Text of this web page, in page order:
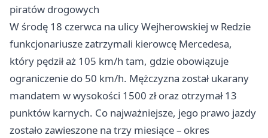
piratów drogowych
W środę 18 czerwca na ulicy Wejherowskiej w Redzie
funkcjonariusze zatrzymali kierowcę Mercedesa,
który pędził aż 105 km/h tam, gdzie obowiązuje
ograniczenie do 50 km/h. Mężczyzna został ukarany
mandatem w wysokości 1500 zł oraz otrzymał 13
punktów karnych. Co najważniejsze, jego prawo jazdy
zostało zawieszone na trzy miesiące – okres